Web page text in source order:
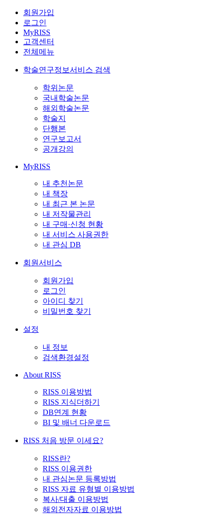
회원가입
로그인
MyRISS
고객센터
전체메뉴
학술연구정보서비스 검색
학위논문
국내학술논문
해외학술논문
학술지
단행본
연구보고서
공개강의
MyRISS
내 추천논문
내 책장
내 최근 본 논문
내 저작물관리
내 구매·신청 현황
내 서비스 사용권한
내 관심 DB
회원서비스
회원가입
로그인
아이디 찾기
비밀번호 찾기
설정
내 정보
검색환경설정
About RISS
RISS 이용방법
RISS 지식더하기
DB연계 현황
BI 및 배너 다운로드
RISS 처음 방문 이세요?
RISS란?
RISS 이용권한
내 관심논문 등록방법
RISS 자료 유형별 이용방법
복사/대출 이용방법
해외전자자료 이용방법